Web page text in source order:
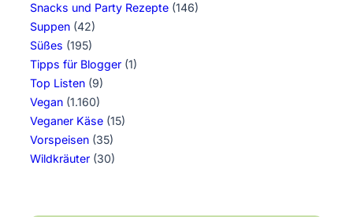
Snacks und Party Rezepte (146)
Suppen (42)
Süßes (195)
Tipps für Blogger (1)
Top Listen (9)
Vegan (1.160)
Veganer Käse (15)
Vorspeisen (35)
Wildkräuter (30)